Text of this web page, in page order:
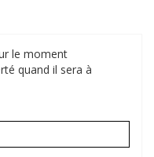
le moment
quand il sera à